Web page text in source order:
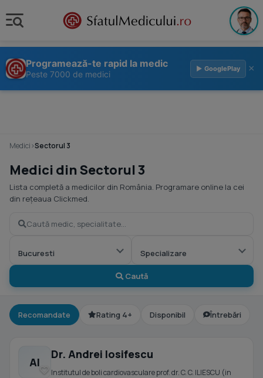
Programează-te rapid la medic
Peste 7000 de medici
▶ GooglePlay ×
Medici›Sectorul 3
Medici din Sectorul 3
Lista completă a medicilor din România. Programare online la cei
din rețeaua Clickmed.
Caută
Recomandate Rating 4+ Disponibil Întrebări
AI
Dr. Andrei Iosifescu
Institutul de boli cardiovasculare prof. dr. C. C. ILIESCU (in